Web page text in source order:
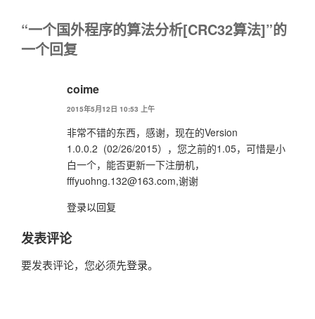
“一个国外程序的算法分析[CRC32算法]”的
一个回复
coime
2015年5月12日 10:53 上午
非常不错的东西，感谢，现在的Version
1.0.0.2 (02/26/2015），您之前的1.05，可惜是小
白一个，能否更新一下注册机，
fffyuohng.132@163.com,谢谢
登录以回复
发表评论
要发表评论，您必须先登录。